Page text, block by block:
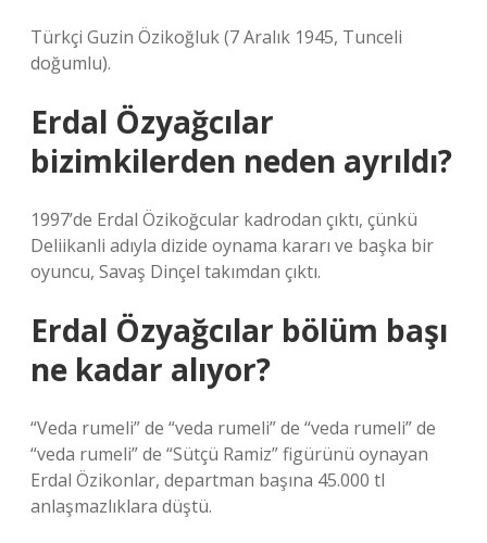
Türkçi Guzin Özikoğluk (7 Aralık 1945, Tunceli
doğumlu).
Erdal Özyağcılar
bizimkilerden neden ayrıldı?
1997’de Erdal Özikoğcular kadrodan çıktı, çünkü
Deliikanli adıyla dizide oynama kararı ve başka bir
oyuncu, Savaş Dinçel takımdan çıktı.
Erdal Özyağcılar bölüm başı
ne kadar alıyor?
“Veda rumeli” de “veda rumeli” de “veda rumeli” de
“veda rumeli” de “Sütçü Ramiz” figürünü oynayan
Erdal Özikonlar, departman başına 45.000 tl
anlaşmazlıklara düştü.